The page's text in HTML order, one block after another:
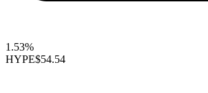
1.53%
HYPE$54.54